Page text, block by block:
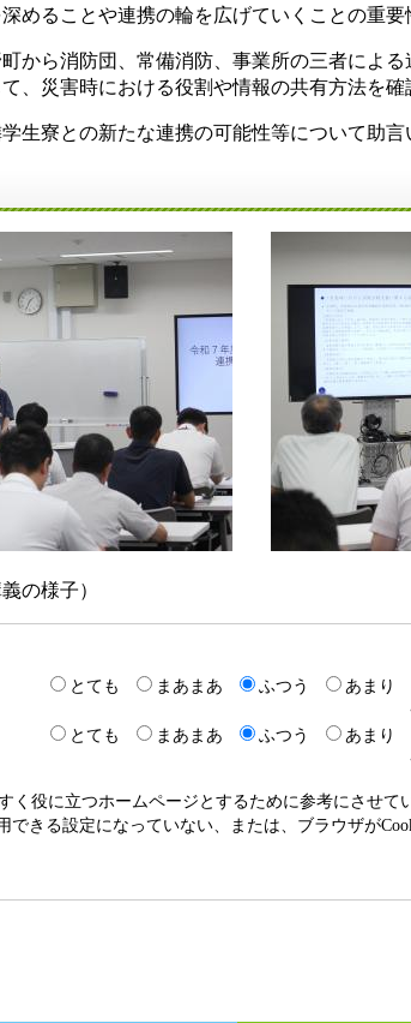
めることや連携の輪を広げていくことの重要
から消防団、常備消防、事業所の三者によ
、災害時における役割や情報の共有方法を
生寮との新たな連携の可能性等について助
様子） （広野町の
とても まあまあ ふつう あまり
とても まあまあ ふつう あまり
役に立つホームページとするために参考にさせて
きる設定になっていない、または、ブラウザが